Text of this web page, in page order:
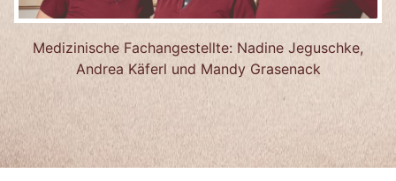
Medizinische Fachangestellte: Nadine Jeguschke,
Andrea Käferl und Mandy Grasenack